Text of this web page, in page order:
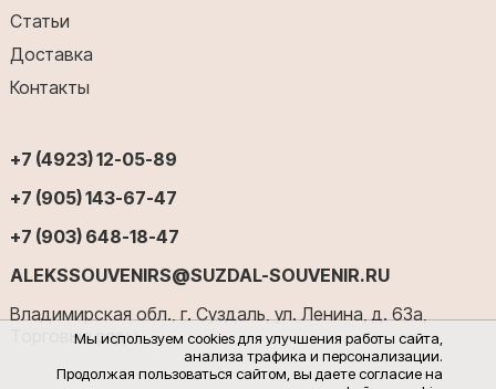
Мы используем cookies для улучшения работы сайта,
анализа трафика и персонализации.
Продолжая пользоваться сайтом, вы даете согласие на
Статьи
Доставка
Контакты
+7 (4923) 12-05-89
+7 (905) 143-67-47
+7 (903) 648-18-47
ALEKSSOUVENIRS@SUZDAL-SOUVENIR.RU
Владимирская обл., г. Суздаль, ул. Ленина, д. 63а,
Торговые ряды